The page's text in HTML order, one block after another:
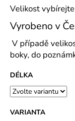
Velikost
Vyrobeno v
V případě
boky, do
DÉLKA
VARIANTA
CM
633
Kč